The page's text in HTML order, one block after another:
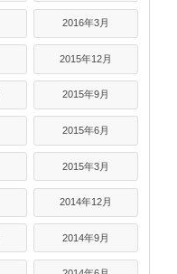
2016年3月
2015年12月
2015年9月
2015年6月
2015年3月
2014年12月
2014年9月